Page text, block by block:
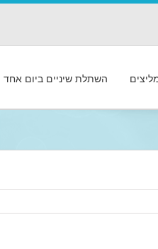
השתלת שיניים ביום אחד